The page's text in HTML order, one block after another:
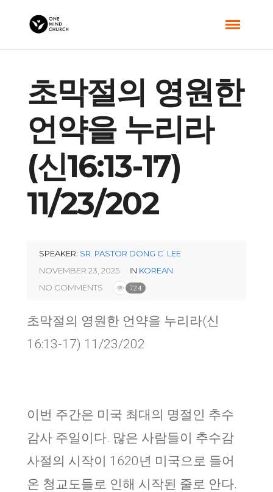
초막절의 영원한
언약을 누리라
(신16:13-17)
11/23/202
SPEAKER: SR. PASTOR DONG C. LEE
NOVEMBER 23, 2025
IN KOREAN
NO COMMENTS
724
초막절의 영원한 언약을 누리라(신
16:13-17) 11/23/202
이번 주간은 미국 최대의 명절인 추수
감사 주일이다. 많은 사람들이 추수감
사절의 시작이 1620년 미국으로 들어
온 청교도들로 인해 시작된 줄로 안다.